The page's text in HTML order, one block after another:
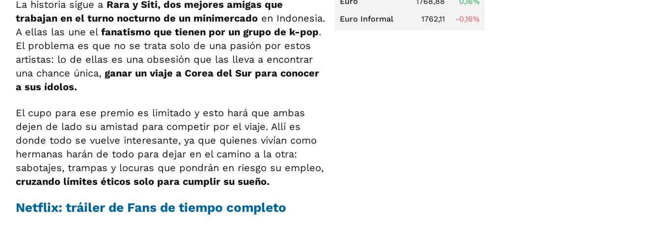
La historia sigue a Rara y Siti, dos mejores amigas que
trabajan en el turno nocturno de un minimercado en Indonesia.
A ellas las une el fanatismo que tienen por un grupo de k-pop.
El problema es que no se trata solo de una pasión por estos
artistas: lo de ellas es una obsesión que las lleva a encontrar
una chance única, ganar un viaje a Corea del Sur para conocer
a sus ídolos.
El cupo para ese premio es limitado y esto hará que ambas
dejen de lado su amistad para competir por el viaje. Allí es
donde todo se vuelve interesante, ya que quienes vivían como
hermanas harán de todo para dejar en el camino a la otra:
sabotajes, trampas y locuras que pondrán en riesgo su empleo,
cruzando límites éticos solo para cumplir su sueño.
Netflix: tráiler de Fans de tiempo completo
Euro Informal
1762,11 -0,16%